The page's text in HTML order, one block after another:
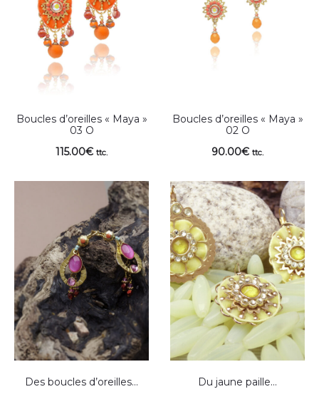
Boucles d’oreilles « Maya »
03 O
115.00€ ttc.
Boucles d’oreilles « Maya »
02 O
90.00€ ttc.
Des boucles d’oreilles… Du jaune paille…